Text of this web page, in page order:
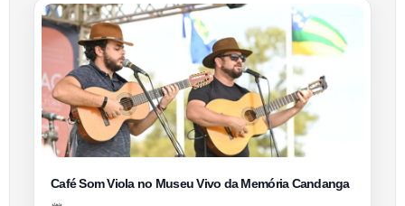
Café Som Viola no Museu Vivo da Memória Candanga